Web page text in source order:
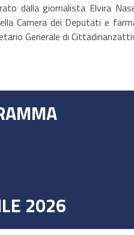
dalla giornalista Elvira
Camera dei Deputati e
Generale di
2026